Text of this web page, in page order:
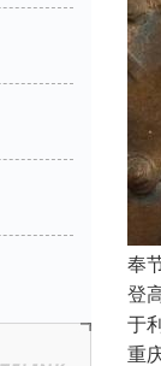
奉
登
于
重